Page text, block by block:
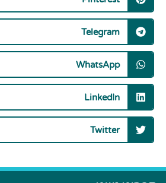
Telegram
WhatsApp
LinkedIn
Twitter